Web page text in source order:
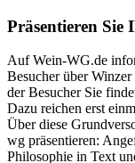
Präsentieren Sie
Auf Wein-WG.de
Besucher über
der Besucher Sie
Dazu reichen erst
Über diese
wg präsentieren:
Philosophie in Text